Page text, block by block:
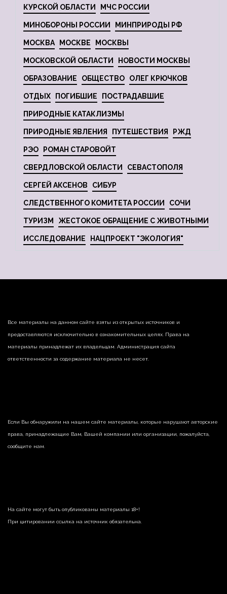
КУРСКОЙ ОБЛАСТИ МЧС РОССИИ
МИНОБОРОНЫ РОССИИ МИНПРИРОДЫ РФ
МОСКВА МОСКВЕ МОСКВЫ
МОСКОВСКОЙ ОБЛАСТИ НОВОСТИ МОСКВЫ
ОБРАЗОВАНИЕ ОБЩЕСТВО ОЛЕГ КРЮЧКОВ
ОТДЫХ ПОГИБШИЕ ПОСТРАДАВШИЕ
ПРИРОДНЫЕ КАТАКЛИЗМЫ
ПРИРОДНЫЕ ЯВЛЕНИЯ ПУТЕШЕСТВИЯ РЖД
РЭО РОМАН СТАРОВОЙТ
СВЕРДЛОВСКОЙ ОБЛАСТИ СЕВАСТОПОЛЯ
СЕРГЕЙ АКСЕНОВ СИБУР
СЛЕДСТВЕННОГО КОМИТЕТА РОССИИ СОЧИ
ТУРИЗМ ЖЕСТОКОЕ ОБРАЩЕНИЕ С ЖИВОТНЫМИ
ИССЛЕДОВАНИЕ НАЦПРОЕКТ "ЭКОЛОГИЯ"
Все материалы на данном сайте взяты из открытых источников и
предоставляются исключительно в ознакомительных целях. Права на
материалы принадлежат их владельцам. Администрация сайта
ответственности за содержание материала не несет.
Если Вы обнаружили на нашем сайте материалы, которые нарушают авторские
права, принадлежащие Вам, Вашей компании или организации, пожалуйста,
сообщите нам.
На сайте могут быть опубликованы материалы 18+!
При цитировании ссылка на источник обязательна.